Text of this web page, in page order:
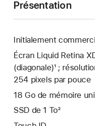
Présentation
Initialement
Écran Liquid Retina
(diagonale)¹ ;
254 pixels par pouce
18 Go de mémoire
SSD de 1 To²